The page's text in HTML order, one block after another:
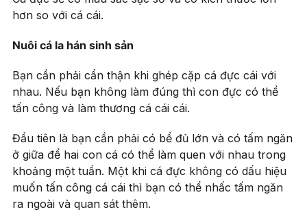
hơn so với cá cái.
Nuôi cá la hán sinh sản
Bạn cần phải cẩn thận khi ghép cặp cá đực cái với
nhau. Nếu bạn không làm đúng thì con đực có thể
tấn công và làm thương cá cái cái.
Đầu tiên là bạn cần phải có bể đủ lớn và có tấm ngăn
ở giữa để hai con cá có thể làm quen với nhau trong
khoảng một tuần. Một khi cá đực không có dấu hiệu
muốn tấn công cá cái thì bạn có thể nhấc tấm ngăn
ra ngoài và quan sát thêm.